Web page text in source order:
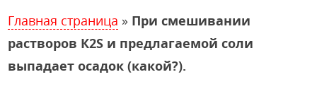
Главная страница » При смешивании
растворов К2S и предлагаемой соли
выпадает осадок (какой?).